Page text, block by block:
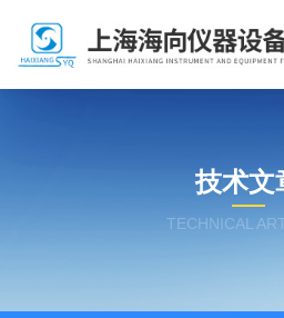
技术文
TECHNICAL